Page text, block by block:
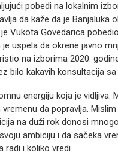
pobedi na lokalnim
da kaže da je Banjaluka
Vukota Govedarica
uspela da okrene javno
na izborima 2020.
bilo kakavih konsultacija
energiju koja je
da popravlja.
na duži rok donosi
ambiciju i da sačeka
radi i koliko vredi.